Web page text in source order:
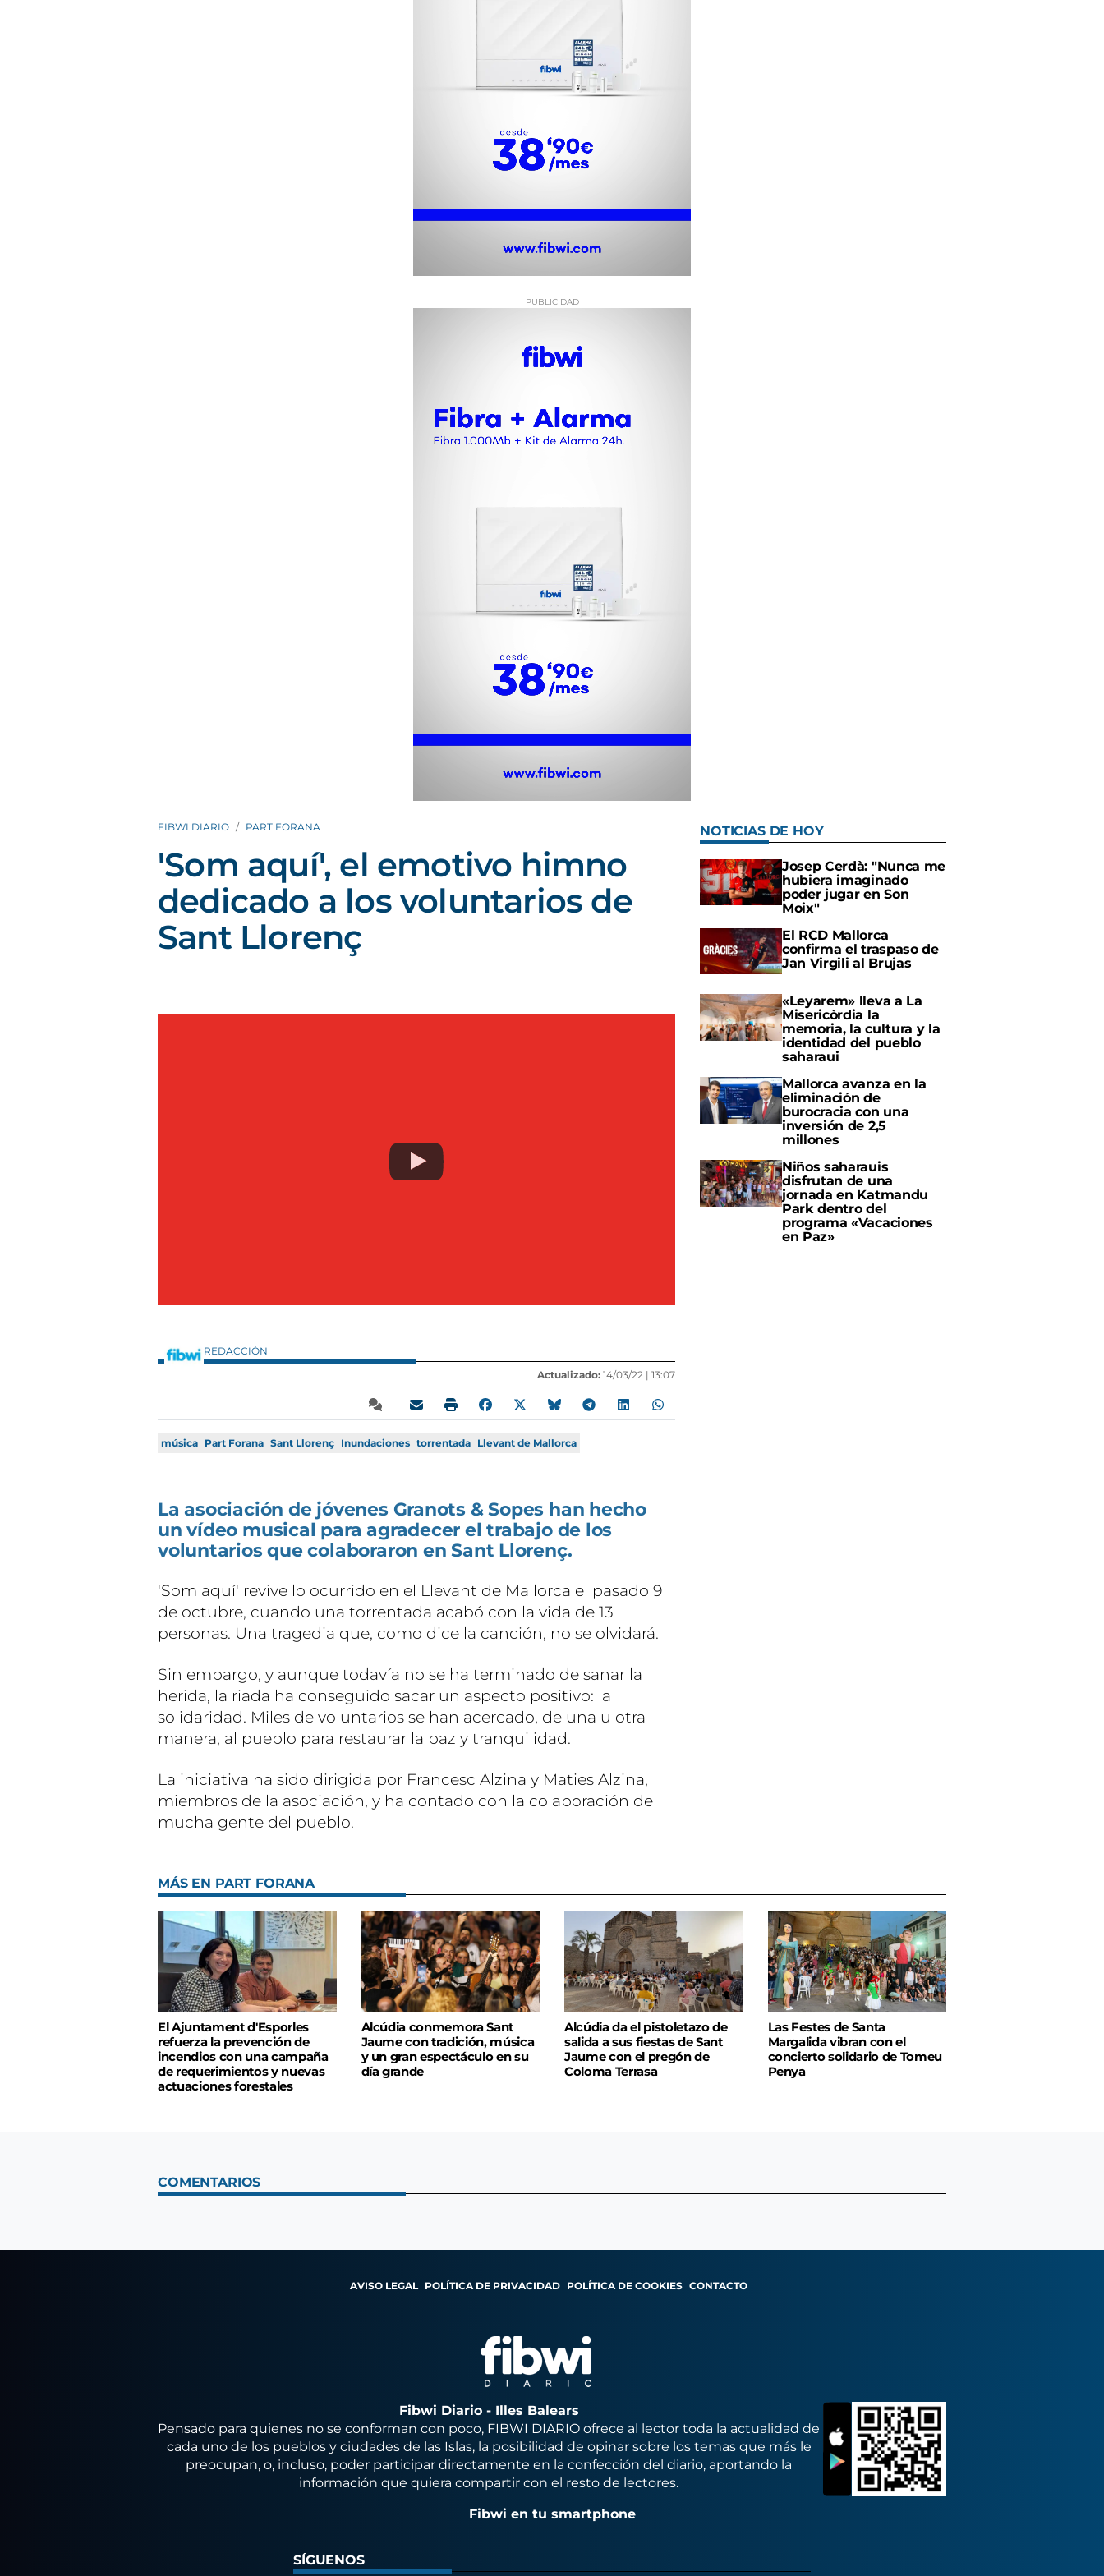
FIBWI DIARIO PART FORANA
'Som aquí', el emotivo himno
dedicado a los voluntarios de
Sant Llorenç
REDACCIÓN
Actualizado: 14/03/22 | 13:07
música Part Forana Sant Llorenç Inundaciones torrentada Llevant de Mallorca
La asociación de jóvenes Granots & Sopes han hecho
un vídeo musical para agradecer el trabajo de los
voluntarios que colaboraron en Sant Llorenç.
'Som aquí' revive lo ocurrido en el Llevant de Mallorca el pasado 9
de octubre, cuando una torrentada acabó con la vida de 13
personas. Una tragedia que, como dice la canción, no se olvidará.
Sin embargo, y aunque todavía no se ha terminado de sanar la
herida, la riada ha conseguido sacar un aspecto positivo: la
solidaridad. Miles de voluntarios se han acercado, de una u otra
manera, al pueblo para restaurar la paz y tranquilidad.
La iniciativa ha sido dirigida por Francesc Alzina y Maties Alzina,
miembros de la asociación, y ha contado con la colaboración de
mucha gente del pueblo.
NOTICIAS DE HOY
Josep Cerdà: "Nunca me
hubiera imaginado
poder jugar en Son
Moix"
El RCD Mallorca
confirma el traspaso de
Jan Virgili al Brujas
«Leyarem» lleva a La
Misericòrdia la
memoria, la cultura y la
identidad del pueblo
saharaui
Mallorca avanza en la
eliminación de
burocracia con una
inversión de 2,5
millones
Niños saharauis
disfrutan de una
jornada en Katmandu
Park dentro del
programa «Vacaciones
en Paz»
MÁS EN PART FORANA
El Ajuntament d'Esporles
refuerza la prevención de
incendios con una campaña
de requerimientos y nuevas
actuaciones forestales
Alcúdia conmemora Sant
Jaume con tradición, música
y un gran espectáculo en su
día grande
Alcúdia da el pistoletazo de
salida a sus fiestas de Sant
Jaume con el pregón de
Coloma Terrasa
Las Festes de Santa
Margalida vibran con el
concierto solidario de Tomeu
Penya
COMENTARIOS
AVISO LEGAL POLÍTICA DE PRIVACIDAD POLÍTICA DE COOKIES CONTACTO
Fibwi Diario - Illes Balears
Pensado para quienes no se conforman con poco, FIBWI DIARIO ofrece al lector toda la actualidad de
cada uno de los pueblos y ciudades de las Islas, la posibilidad de opinar sobre los temas que más le
preocupan, o, incluso, poder participar directamente en la confección del diario, aportando la
información que quiera compartir con el resto de lectores.
Fibwi en tu smartphone
SÍGUENOS